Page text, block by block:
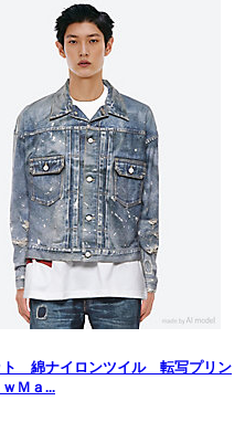
ト 綿ナイロンツイル 転写プリン
Ｍａ...